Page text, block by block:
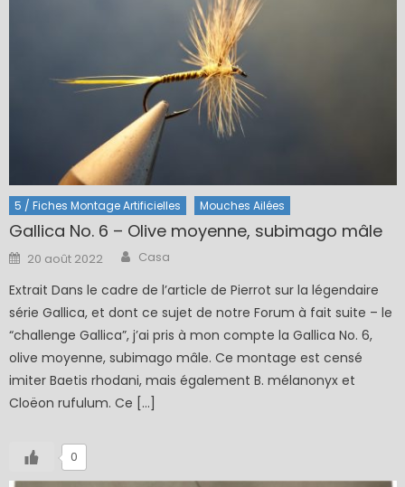
5 / Fiches Montage Artificielles Mouches Ailées
Gallica No. 6 – Olive moyenne, subimago mâle
Posted
on
20 août 2022 Author
Casa
Extrait Dans le cadre de l’article de Pierrot sur la légendaire
série Gallica, et dont ce sujet de notre Forum à fait suite – le
“challenge Gallica”, j’ai pris à mon compte la Gallica No. 6,
olive moyenne, subimago mâle. Ce montage est censé
imiter Baetis rhodani, mais également B. mélanonyx et
Cloëon rufulum. Ce […]
0